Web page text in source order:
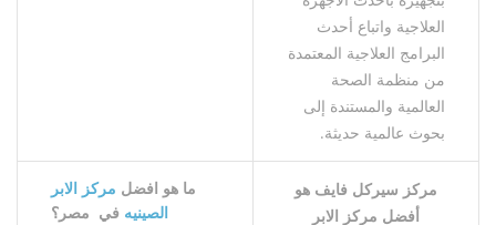
العلاجية واتباع أحدث
البرامج العلاجية المعتمدة
من منظمة الصحة
العالمية والمستندة إلى
بحوث عالمية حديثة.
ما هو افضل مركز الابر
الصينيه في مصر؟
مركز سيركل فايف هو
أفضل مركز الابر